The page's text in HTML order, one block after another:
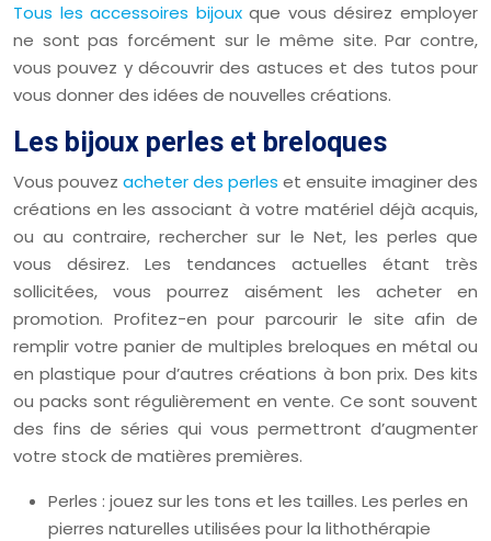
Tous les accessoires bijouxque vous désirez employer
ne sont pas forcément sur le même site. Par contre,
vous pouvez y découvrir des astuces et des tutos pour
vous donner des idées de nouvelles créations.
Les bijoux perles et breloques
Vous pouvez acheter des perles et ensuite imaginer des
créations en les associant à votre matériel déjà acquis,
ou au contraire, rechercher sur le Net, les perles que
vous désirez. Les tendances actuelles étant très
sollicitées, vous pourrez aisément les acheter en
promotion. Profitez-en pour parcourir le site afin de
remplir votre panier de multiples breloques en métal ou
en plastique pour d’autres créations à bon prix. Des kits
ou packs sont régulièrement en vente. Ce sont souvent
des fins de séries qui vous permettront d’augmenter
votre stock de matières premières.
Perles : jouez sur les tons et les tailles. Les perles en
pierres naturelles utilisées pour la lithothérapie